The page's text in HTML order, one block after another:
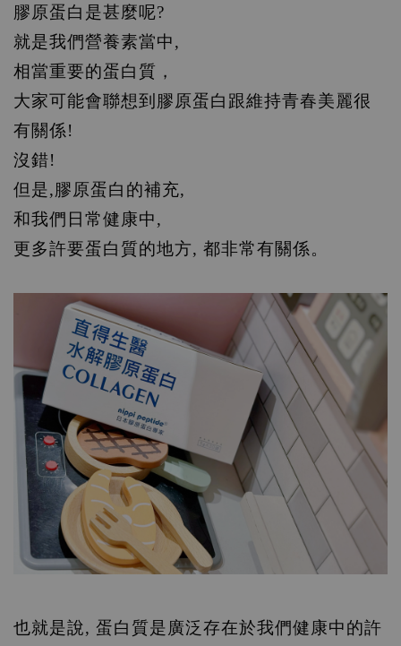
膠原蛋白是甚麼呢?
就是我們營養素當中,
相當重要的蛋白質，
大家可能會聯想到膠原蛋白跟維持青春美麗很
有關係!
沒錯!
但是,膠原蛋白的補充,
和我們日常健康中,
更多許要蛋白質的地方, 都非常有關係。
也就是說, 蛋白質是廣泛存在於我們健康中的許